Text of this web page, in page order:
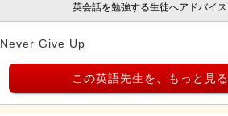
英会話を勉強する生徒へアドバイス
Never Give Up
この英語先生を、もっと見る